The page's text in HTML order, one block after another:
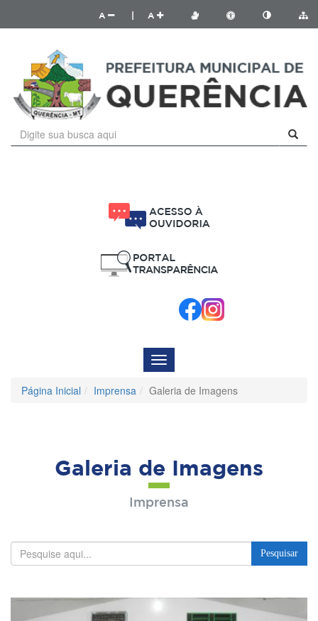
A A
Menu
de
Navegação
Página Inicial Imprensa Galeria de Imagens
Galeria de Imagens
Imprensa
Pesquisar